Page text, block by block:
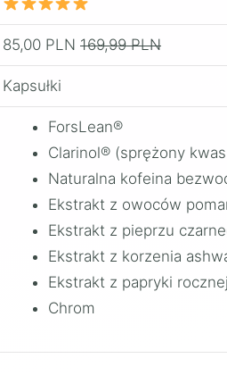
85,00 PLN 169,99 PLN
Kapsułki
ForsLean®
Clarinol® (sprężony
Naturalna kofeina
Ekstrakt z owoców
Ekstrakt z pieprzu
Ekstrakt z korzenia
Ekstrakt z papryki rocznej
Chrom